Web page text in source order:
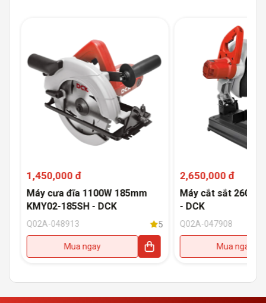
1,450,000 đ
Máy cưa đĩa 1100W 185mm
KMY02-185SH - DCK
Q02A-048913 5
Mua ngay
2,650,000 đ
Máy cắt sắt 2600W
- DCK
Q02A-047908
Mua ngay